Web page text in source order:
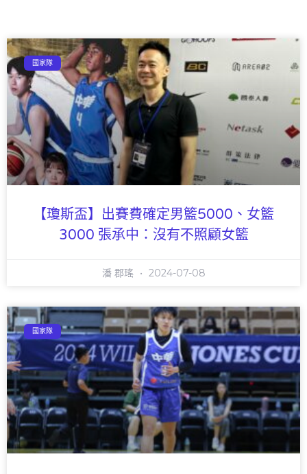
國家隊
【瓊斯盃】出賽費確定男籃5000、女籃
3000 張承中：沒有不照顧女籃
潘 郡瑤 2024-07-08
國家隊